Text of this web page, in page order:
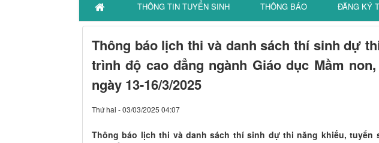
THÔNG TIN TUYỂN SINH THÔNG BÁO ĐĂNG KÝ
Thông báo lịch thi và danh sách thí sinh dự
trình độ cao đẳng ngành Giáo dục Mầm
ngày 13-16/3/2025
Thứ hai - 03/03/2025 04:07
Thông báo lịch thi và danh sách thí sinh dự thi năng khiếu, tuyển